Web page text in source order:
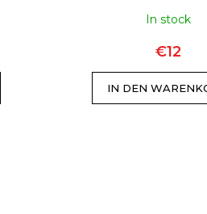
In stock
€12
IN DEN